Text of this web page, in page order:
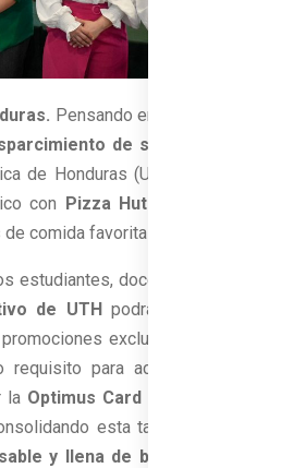
Pensando en el dinamismo,
de sus jóvenes,
de Honduras (UTH) ha firmado
con Pizza Hut y China Wok,
comida favoritas en el país.
estudiantes, docentes y todo el
de UTHpodrán disfrutar de
exclusivas en estos
requisito para acceder a estas
la Optimus Card
esta tarjeta como una
y llena de beneficios